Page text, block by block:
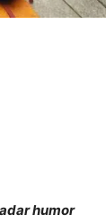
humor